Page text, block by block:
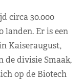
circa 30.000
landen. Er is een
Kaiseraugust,
de divisie Smaak,
op de Biotech